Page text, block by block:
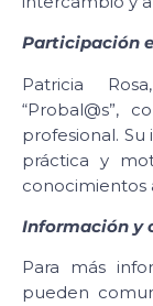
Participación
Patricia
“Probal@s”,
profesional.
práctica y
conocimientos
Información y
Para más
pueden